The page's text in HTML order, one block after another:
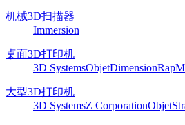
机械3D扫描器
Immersion
桌面3D打印机
3D SystemsObjetDimension
大型3D打印机
3D SystemsZ CorporationObjet